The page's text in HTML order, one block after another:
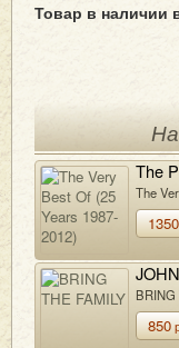
Товар в наличии
The
The
1350
850